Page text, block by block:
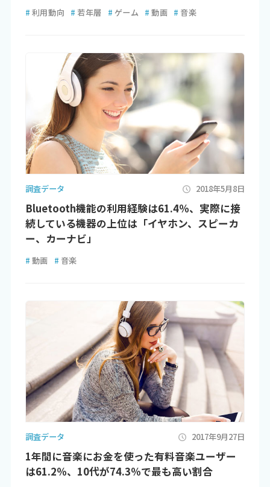
# 利用動向 # 若年層 # ゲーム # 動画 # 音楽
調査データ 2018年5月8日
Bluetooth機能の利用経験は61.4％、実際に接
続している機器の上位は「イヤホン、スピーカ
ー、カーナビ」
# 動画 # 音楽
調査データ 2017年9月27日
1年間に音楽にお金を使った有料音楽ユーザー
は61.2％、10代が74.3％で最も高い割合